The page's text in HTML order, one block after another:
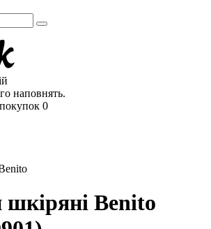
наповнять.
0
Benito